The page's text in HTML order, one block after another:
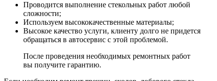
Проводится выполнение стекольных работ любой
сложности;
Используем высококачественные материалы;
Высокое качество услуги, клиенту долго не придется
обращаться в автосервис с этой проблемой.
После проведения необходимых ремонтных работ
вы получите гарантию.